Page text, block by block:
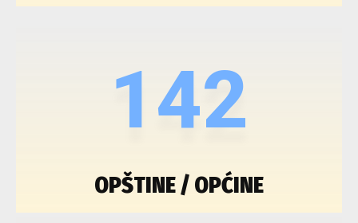
142
OPŠTINE / OPĆINE